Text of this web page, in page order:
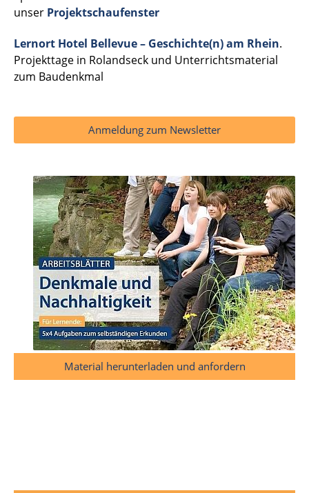
unser Projektschaufenster
Lernort Hotel Bellevue – Geschichte(n) am Rhein.
Projekttage in Rolandseck und Unterrichtsmaterial
zum Baudenkmal
Anmeldung zum Newsletter
Material herunterladen und anfordern